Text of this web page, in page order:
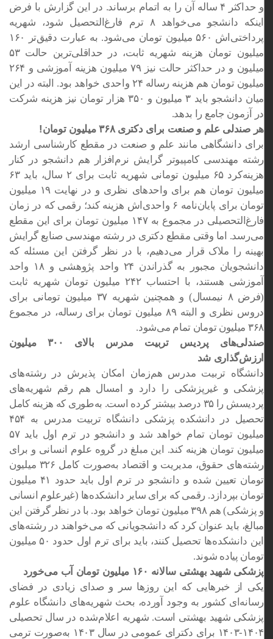
و حداکثر ۴ ساله آن را به اتمام برساند. در این گزارش با فرض
اینکه دانشجو می‌خواهد ۸ ترم فارغ‌التحصیل شود، شهریه
پرداختی‌اش ۵۶۰ میلیون تومان می‌شود. به عبارت دقیق‌تر ۱۶۰
میلیون تومان هزینه شهریه ثابت، در حداقلی‌ترین حالت ۵۳
میلیون و در حداکثر حالت نیز ۷۹ میلیون هزینه آموزشی و ۲۶۴
میلیون تومان هم هزینه رساله ۲۴ واحدی خواهد بود. البته در این
میان دانشجو باید ۳ میلیون و ۳۵۰ هزار تومان نیز هزینه شرکت
در آزمون جامع را بدهد.
هر صندلی علم و صنعت برای دکتری ۳۶۸ میلیون تومان!
برای دانشگاهی مانند علم و صنعت در مقطع کارشناسی ارشد
رشته مهندسی کامپیوتر گرایش نرم‌افزار هم دانشجو در کنار
هزینه‌کرد ۶۵ میلیون تومانی شهریه ثابت برای ۲ سال، باید ۶۳
میلیون تومان هم برای واحدهای نظری و در نهایت ۱۹ میلیون
تومان برای پایان‌نامه ۶ واحدی‌اش هزینه کند؛ رقمی که در زمان
فارغ‌التحصیلی در مجموع به ۱۴۷ میلیون تومان برای این مقطع
می‌رسد. اما وقتی مقطع دکتری در رشته مهندسی صنایع گرایش
بهینه را ملاک قرار می‌دهیم، با در نظر گرفتن این مسئله که
دانشجویان مجبور به گذراندن ۲۴ واحد پژوهشی و ۱۸ واحد
آموزشی هستند، با احتساب ۲۴۲ میلیون تومان شهریه ثابت
(فرض ۸ نیمسال) و همچنین شهریه ۳۷ میلیون تومانی برای
دروس نظری و البته ۸۹ میلیون تومان برای رساله، در مجموع
۳۶۸ میلیون تومان تمام می‌شود.
صندلی‌های پردیس تربیت مدرس بالای ۳۰۰ میلیون
ارزش‌گذاری شد
دانشگاه تربیت مدرس هم‌زمان امکان پذیرش در رشته‌های
پزشکی و غیرپزشکی را دارد و امسال هم رقم شهریه‌های
پردیسش را ۳۵ درصد بیشتر کرده است. به‌طوری که هزینه کامل
تحصیل در دانشکده پزشکی دانشگاه تربیت مدرس به ۴۵۴
میلیون تومان تمام خواهد شد و دانشجو در ترم اول باید ۵۷
میلیون تومان هزینه کند. این مبلغ در گروه علوم انسانی و برای
رشته‌های حقوق، مدیریت و اقتصاد به‌صورت کامل ۳۲۶ میلیون
تومان تعیین شده و دانشجو در ترم اول باید حدود ۴۱ میلیون
تومان بپردازد. رقمی که برای سایر دانشکده‌ها (غیرعلوم انسانی
و پزشکی) هم ۳۹۸ میلیون تومان خواهد بود. با در نظر گرفتن این
مبالغ، باید عنوان کرد که دانشجویانی که می‌خواهند در رشته‌های
این دانشکده‌ها تحصیل کنند، باید برای ترم اول حدود ۵۰ میلیون
تومان پیاده شوند.
پزشکی شهید بهشتی سالانه ۱۶۰ میلیون تومان آب می‌خورد
یکی از خبرهایی که این روزها سر و صدای زیادی در فضای
رسانه‌ای کشور به وجود آورده، بحث شهریه‌های دانشگاه علوم
پزشکی شهید بهشتی است. شهریه اعلام‌شده در سال تحصیلی
۱۴۰۴-۱۴۰۳ برای دکترای عمومی در سال ۱۴۰۳ به‌صورت ترمی